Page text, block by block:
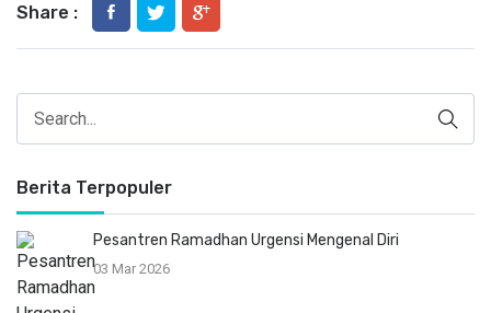
Share :
Berita Terpopuler
Pesantren Ramadhan Urgensi Mengenal Diri
03 Mar 2026